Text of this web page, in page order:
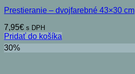
Prestieranie – dvojfarebné 43×30 cm
7,95€ s DPH
Pridať do košíka
30%